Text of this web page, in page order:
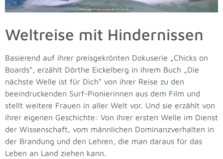
Weltreise mit Hindernissen
Basierend auf ihrer preisgekrönten Dokuserie „Chicks on
Boards“, erzählt Dörthe Eickelberg in ihrem Buch „Die
nächste Welle ist für Dich“ von ihrer Reise zu den
beeindruckenden Surf-Pionierinnen aus dem Film und
stellt weitere Frauen in aller Welt vor. Und sie erzählt von
ihrer eigenen Geschichte: Von ihrer ersten Welle im Dienst
der Wissenschaft, vom männlichen Dominanzverhalten in
der Brandung und den Lehren, die man daraus für das
Leben an Land ziehen kann.